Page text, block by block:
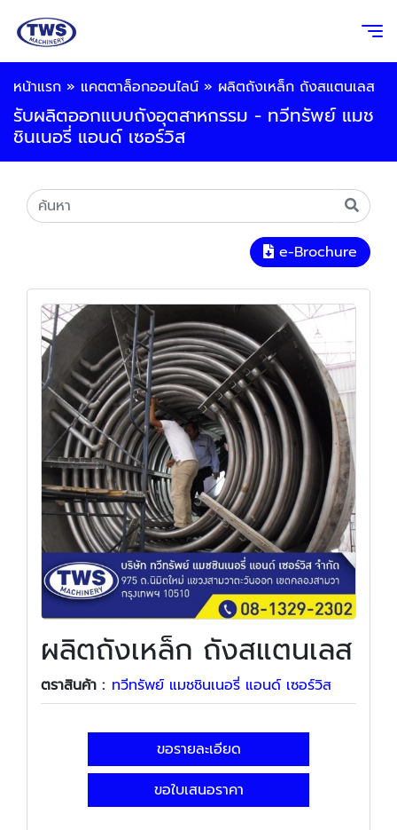
หน้าแรก » แคตตาล็อกออนไลน์ » ผลิตถังเหล็ก ถังสแตนเลส
รับผลิตออกแบบถังอุตสาหกรรม - ทวีทรัพย์ แมช
ชินเนอรี่ แอนด์ เซอร์วิส
e-Brochure
ผลิตถังเหล็ก ถังสแตนเลส
ตราสินค้า : ทวีทรัพย์ แมชชินเนอรี่ แอนด์ เซอร์วิส
ขอรายละเอียด
ขอใบเสนอราคา